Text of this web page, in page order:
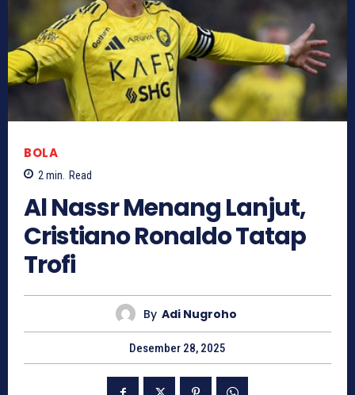
BOLA
2 min. Read
Al Nassr Menang Lanjut,
Cristiano Ronaldo Tatap
Trofi
By Adi Nugroho
Desember 28, 2025